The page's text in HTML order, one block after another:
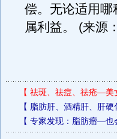
偿。无论适用
属利益。 (来源
【 祛斑、祛痘、祛疮—美
【 脂肪肝、酒精肝、肝硬
【 专家发现：脂肪瘤—也